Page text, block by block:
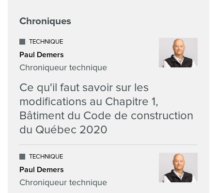
Chroniques
TECHNIQUE
Paul Demers
Chroniqueur technique
Ce qu'il faut savoir sur les
modifications au Chapitre 1,
Bâtiment du Code de construction
du Québec 2020
TECHNIQUE
Paul Demers
Chroniqueur technique